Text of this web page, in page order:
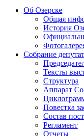
Об Озерске
Общая
История
Собрание
Тексты
Структура
Аппарат
Повестка
Состав
Регламент
Отчеты